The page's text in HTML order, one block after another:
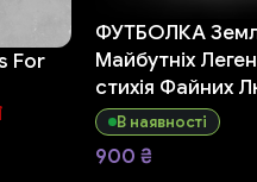
For
ФУТБОЛКА
Майбутніх
стихія Файних
В наявності
900 ₴